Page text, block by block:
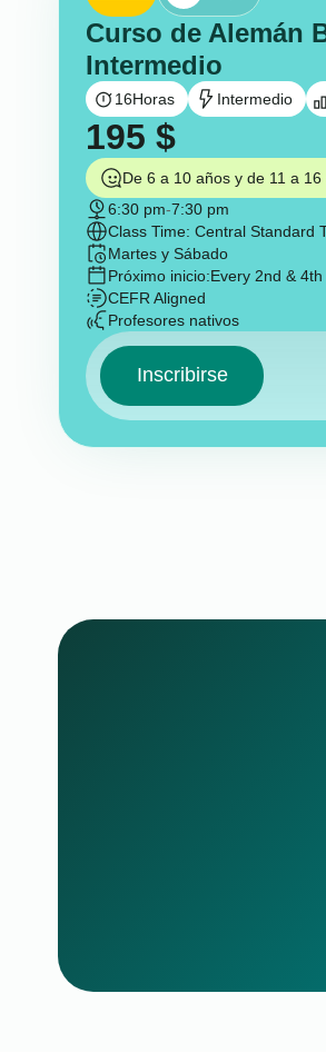
Curso de Alemán
Intermedio
16Horas Intermedio
195 $
De 6 a 10 años y de 11 a 16
6:30 pm-7:30 pm
Class Time: Central Standard
Martes y Sábado
Próximo inicio:Every 2nd &
CEFR Aligned
Profesores nativos
Inscribirse